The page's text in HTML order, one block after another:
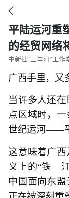

平陆运河重
的经贸网络
中新社“三里河”工作
广西手里，又
当许多人还
点区域时，
世纪运河——
这意味着广
义上的“铁—
中国面向东